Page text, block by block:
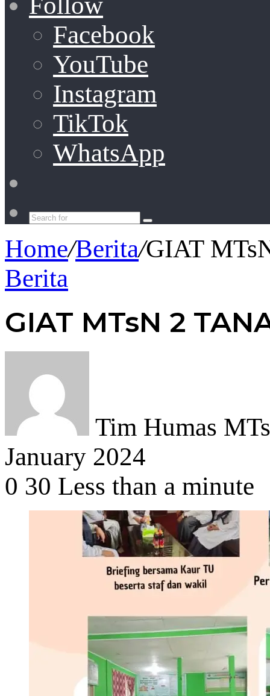
Facebook
YouTube
Instagram
TikTok
WhatsApp
Search
Home/Berita/GIAT
Berita
GIAT MTsN 2
Tim Humas
January 2024
0 30 Less than a minute